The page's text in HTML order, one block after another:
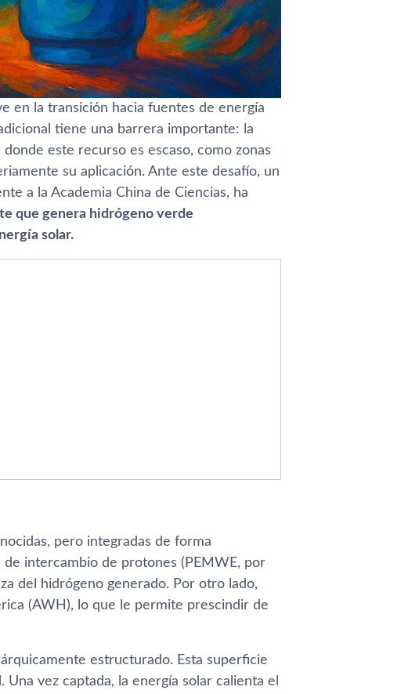
en la transición hacia fuentes de energía
tiene una barrera importante: la
este recurso es escaso, como zonas
su aplicación. Ante este desafío, un
a la Academia China de Ciencias, ha
que genera hidrógeno verde
solar.
pero integradas de forma
intercambio de protones (PEMWE, por
del hidrógeno generado. Por otro lado,
(AWH), lo que le permite prescindir de
estructurado. Esta superficie
vez captada, la energía solar calienta el